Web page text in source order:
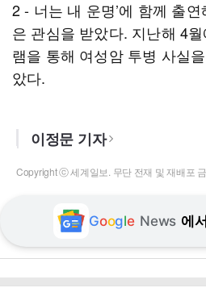
2 - 너는 내 운명’에 함께 출
은 관심을 받았다. 지난해 4
램을 통해 여성암 투병 사실
았다.
이정문 기자
Copyright ⓒ 세계일보. 무단 전재 및 재배포
Google News 에